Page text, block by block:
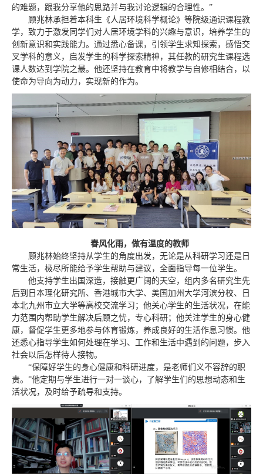
的难题，跟我分享他的思路并与我讨论逻辑的合理性。”
顾兆林承担着本科生《人居环境科学概论》等院级通识课程教
学，致力于激发同学们对人居环境学科的兴趣与意识，培养学生的
创新意识和实践能力。通过悉心备课，引领学生求知探索，感悟交
叉学科的意义，启发学生的科学探索精神，其任教的研究生课程选
课人数达到学院之最。他还坚持在教育中将教学与自修相结合，以
使命为导向为动力，实现新的作为。
春风化雨，做有温度的教师
顾兆林始终坚持从学生的角度出发，无论是从科研学习还是日
常生活，极尽所能给予学生帮助与建议，全面指导每一位学生。
他支持学生出国深造，接触更广阔的天空，组内多名研究生先
后到日本理化研究所、香港城市大学、美国加州大学河滨分校、日
本北九州市立大学等高校交流学习；他关心学生的生活状况，在能
力范围内帮助学生解决后顾之忧，专心科研；他关注学生的身心健
康，督促学生更多地参与体育锻炼，养成良好的生活作息习惯。他
还悉心指导学生如何处理在学习、工作和生活中遇到的问题，步入
社会以后怎样待人接物。
“保障好学生的身心健康和科研进度，是老师们义不容辞的职
责。”他定期与学生进行一对一谈心，了解学生们的思想动态和生
活状况，及时给予疏导和支持。